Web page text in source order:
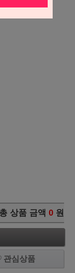
총 상품 금액 0 원
관심상품